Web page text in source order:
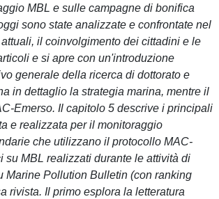
MBL e sulle campagne di bonifica
sono state analizzate e confrontate nel
il coinvolgimento dei cittadini e le
e si apre con un'introduzione
generale della ricerca di dottorato e
in dettaglio la strategia marina, mentre il
Emerso. Il capitolo 5 descrive i principali
e realizzata per il monitoraggio
che utilizzano il protocollo MAC-
MBL realizzati durante le attività di
Marine Pollution Bulletin (con ranking
rivista. Il primo esplora la letteratura